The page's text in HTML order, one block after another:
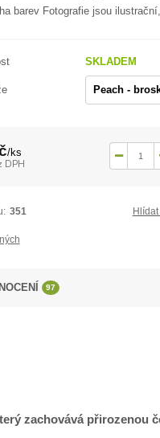
barev Fotografie jsou
SKLADEM
/ks
DPH
351
97
zachovává přirozenou